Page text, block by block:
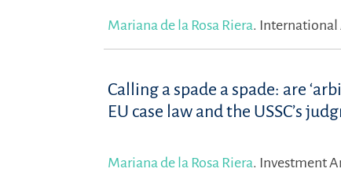
Mariana de la Rosa Riera. International
Calling a spade a spade: are
EU case law and the USSC’s
Mariana de la Rosa Riera. Investment